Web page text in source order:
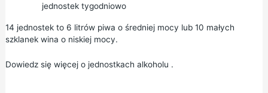
jednostek tygodniowo
14 jednostek to 6 litrów piwa o średniej mocy lub 10 małych
szklanek wina o niskiej mocy.
Dowiedz się więcej o jednostkach alkoholu .